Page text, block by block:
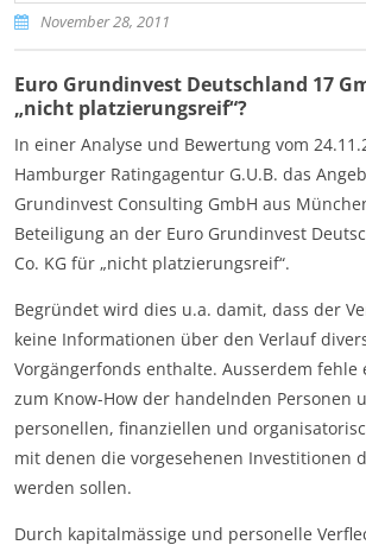
November 28, 2011
Euro Grundinvest Deutschland 17
„nicht platzierungsreif“?
In einer Analyse und Bewertung vom
Hamburger Ratingagentur G.U.B. das
Grundinvest Consulting GmbH aus
Beteiligung an der Euro Grundinvest
Co. KG für „nicht platzierungsreif“.
Begründet wird dies u.a. damit, dass der
keine Informationen über den Verlauf
Vorgängerfonds enthalte. Ausserdem fehle
zum Know-How der handelnden Personen
personellen, finanziellen und
mit denen die vorgesehenen Investitionen
werden sollen.
Durch kapitalmässige und personelle